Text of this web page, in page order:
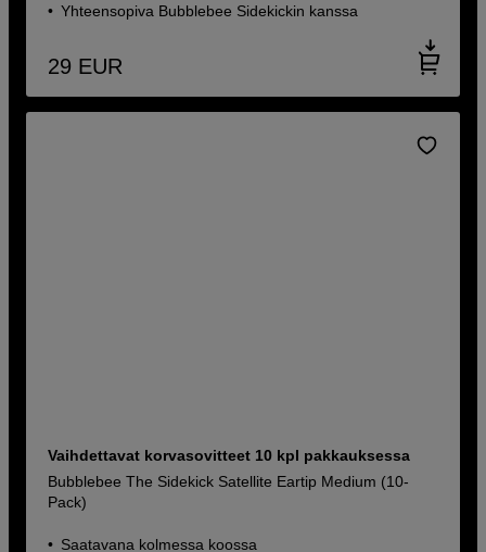
Yhteensopiva Bubblebee Sidekickin kanssa
29 EUR
Vaihdettavat korvasovitteet 10 kpl pakkauksessa
Bubblebee The Sidekick Satellite Eartip Medium (10-
Pack)
Saatavana kolmessa koossa